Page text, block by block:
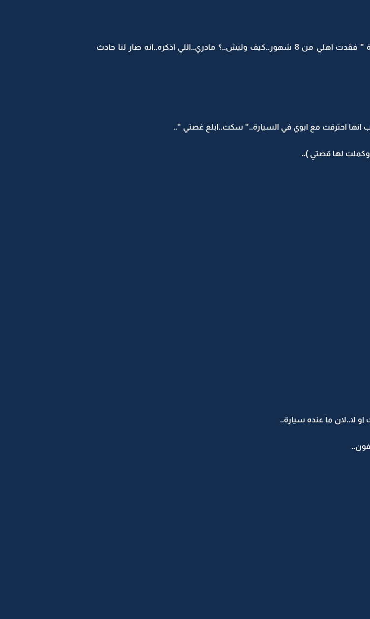
: انا فجر..عمري 18 سنة...بنية.." شفت نظراتها المستنكرة " فقدت اهلي من 8 شهور..كيف وليش..؟ مادري..اللي اذكره..انه صار لنا حادث
انها احترقت مع ابوي في السيارة.." سكت..ابلع غصتي "..
وكملت لها قصتي )..
لا..لان ما عنده سيارة..